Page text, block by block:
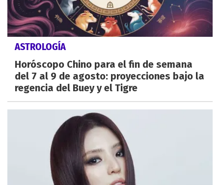
ASTROLOGÍA
Horóscopo Chino para el fin de semana
del 7 al 9 de agosto: proyecciones bajo la
regencia del Buey y el Tigre